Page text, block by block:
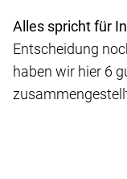
Alles spricht für
Entscheidung
haben wir hier 6